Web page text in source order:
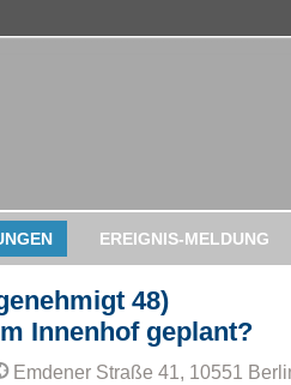
EREIGNIS-MELDUNG
48)
Innenhof geplant?
Emdener Straße 41, 10551